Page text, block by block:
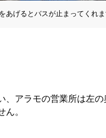
あげるとバスが止まってくれま
アラモの営業所は左
。